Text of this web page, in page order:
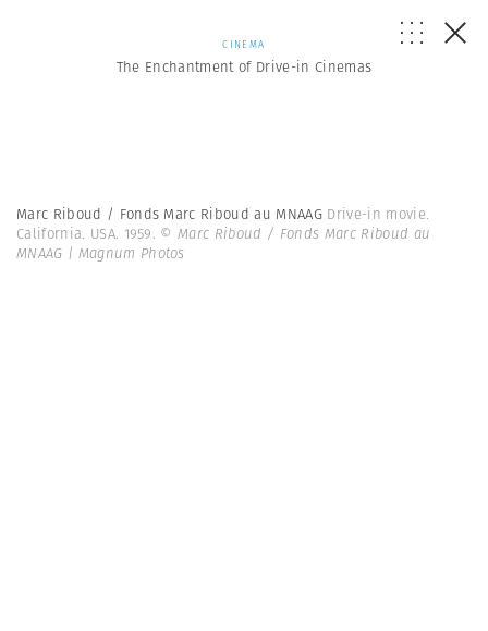
CINEMA
The Enchantment of Drive-in Cinemas
Marc Riboud / Fonds Marc Riboud au MNAAG Drive-in movie.
California. USA. 1959. © Marc Riboud / Fonds Marc Riboud au
MNAAG | Magnum Photos